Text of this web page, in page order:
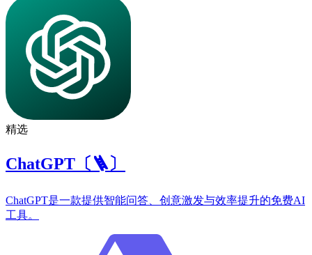
精选
ChatGPT〔🪜〕
ChatGPT是一款提供智能问答、创意激发与效率提升的免费AI
工具。